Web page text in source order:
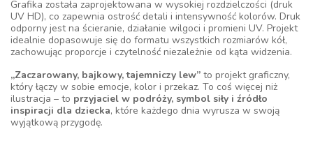
Grafika została zaprojektowana w wysokiej rozdzielczości (druk
UV HD), co zapewnia ostrość detali i intensywność kolorów. Druk
odporny jest na ścieranie, działanie wilgoci i promieni UV. Projekt
idealnie dopasowuje się do formatu wszystkich rozmiarów kół,
zachowując proporcje i czytelność niezależnie od kąta widzenia.
„Zaczarowany, bajkowy, tajemniczy lew” to projekt graficzny,
który łączy w sobie emocje, kolor i przekaz. To coś więcej niż
ilustracja – to przyjaciel w podróży, symbol siły i źródło
inspiracji dla dziecka, które każdego dnia wyrusza w swoją
wyjątkową przygodę.